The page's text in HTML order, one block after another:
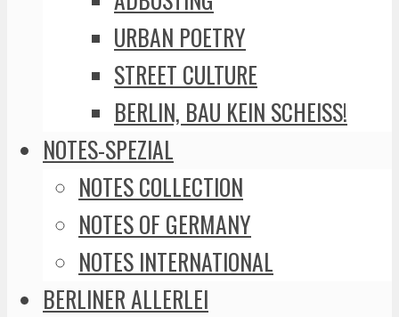
URBAN POETRY
STREET CULTURE
BERLIN, BAU KEIN SCHEISS!
NOTES-SPEZIAL
NOTES COLLECTION
NOTES OF GERMANY
NOTES INTERNATIONAL
BERLINER ALLERLEI